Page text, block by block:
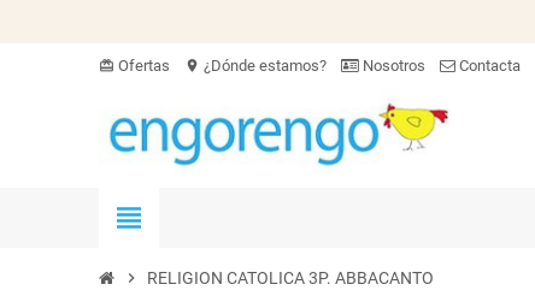
card_giftcard Ofertas location_on ¿Dónde estamos? Nosotros Contacta
view_headline
chevron_right RELIGION CATOLICA 3P. ABBACANTO